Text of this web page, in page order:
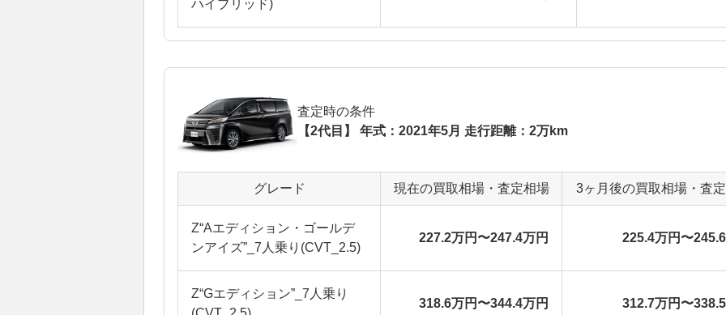
ハイブリッド)
査定時の条件
【2代目】 年式：2021年5月 走行距離：2万km
グレード 現在の買取相場・査定相場 3ヶ月後の買取相場・査
Z“Aエディション・ゴールデ
ンアイズ”_7人乗り(CVT_2.5)
227.2万円〜247.4万円 225.4万円〜
Z“Gエディション”_7人乗り
318.6万円〜344.4万円 312.7万円〜